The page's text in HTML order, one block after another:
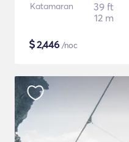
Katamaran
39 ft
12 m
$2,446 /noc